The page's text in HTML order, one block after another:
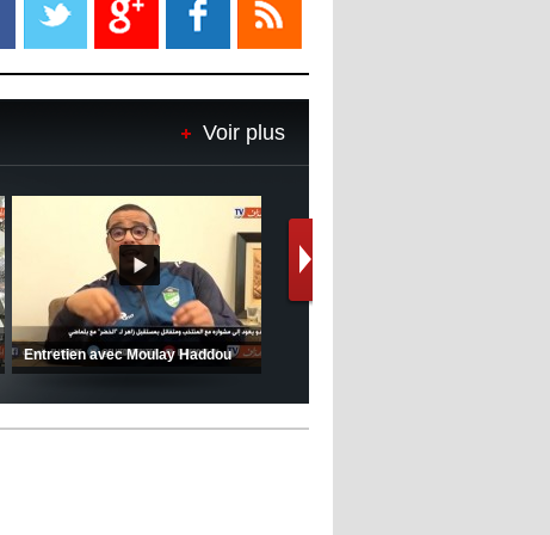
Le Barça savoure sa première
place et chambre le Real Madrid
de matchs"
12:39 - 2022/11/06
Real : Les dirigeants veulent le
départ d'Hazard cet hiver
Voir plus
(Coupe de la CAF) Nkana FC 1 -
CRB 0